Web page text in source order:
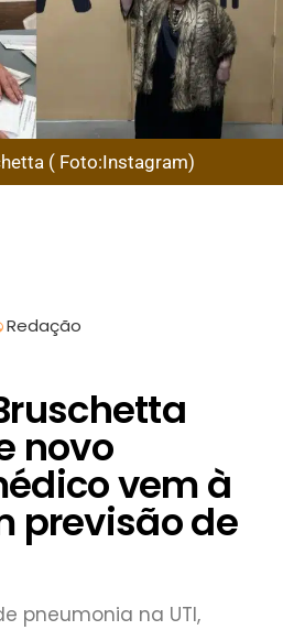
( Foto:Instagram)
Redação
novo
vem à
previsão de
pneumonia na UTI,